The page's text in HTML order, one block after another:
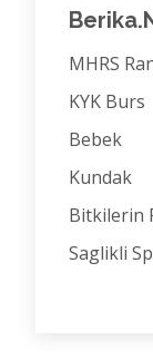
MHRS
KYK Burs
Bebek
Kundak
Bitkilerin
Saglikli